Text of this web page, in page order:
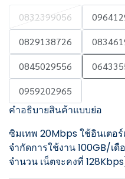
0832399056
0829138726
0845029556
0959202965
คำอธิบายสินค้าแบบย่อ
ซิมเทพ 20Mbps ใช้อินเตอ
จำกัดการใช้งาน 100GB/เ
จำนวน เน็ตจะคงที่